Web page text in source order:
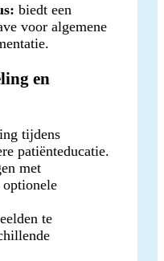
biedt een
voor algemene
en
tijdens
patiënteducatie.
met
optionele
te